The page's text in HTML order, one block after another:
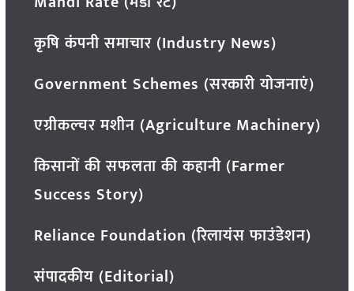
कृषि कंपनी समाचार (Industry News)
Government Schemes (सरकारी योजनाएं)
एग्रीकल्चर मशीन (Agriculture Machinery)
किसानों की सफलता की कहानी (Farmer
Success Story)
Reliance Foundation (रिलायंस फाउंडेशन)
संपादकीय (Editorial)